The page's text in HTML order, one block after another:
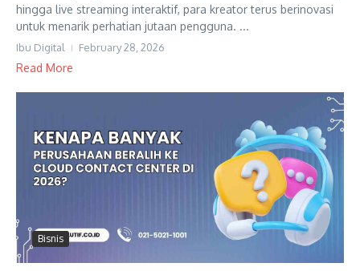
hingga live streaming interaktif, para kreator terus berinovasi
untuk menarik perhatian jutaan pengguna. ...
Ibu Digital February 28, 2026
Read More
Bisnis